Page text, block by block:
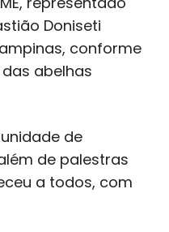
Doniseti
conforme
abelhas
de
de palestras
a todos, com